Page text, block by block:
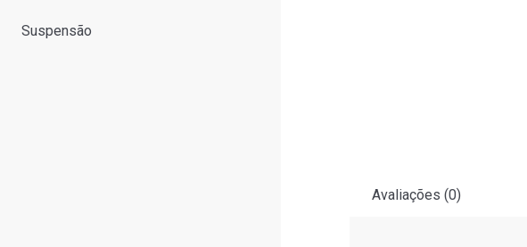
Avaliações (0)
Suspensão